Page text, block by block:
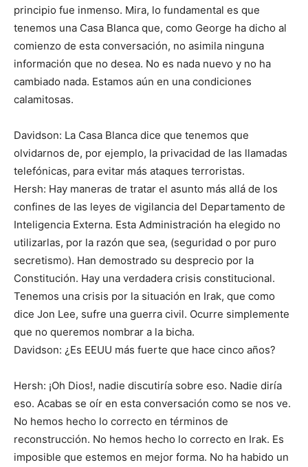
principio fue inmenso. Mira, lo fundamental es que
tenemos una Casa Blanca que, como George ha dicho al
comienzo de esta conversación, no asimila ninguna
información que no desea. No es nada nuevo y no ha
cambiado nada. Estamos aún en una condiciones
calamitosas.
Davidson: La Casa Blanca dice que tenemos que
olvidarnos de, por ejemplo, la privacidad de las llamadas
telefónicas, para evitar más ataques terroristas.
Hersh: Hay maneras de tratar el asunto más allá de los
confines de las leyes de vigilancia del Departamento de
Inteligencia Externa. Esta Administración ha elegido no
utilizarlas, por la razón que sea, (seguridad o por puro
secretismo). Han demostrado su desprecio por la
Constitución. Hay una verdadera crisis constitucional.
Tenemos una crisis por la situación en Irak, que como
dice Jon Lee, sufre una guerra civil. Ocurre simplemente
que no queremos nombrar a la bicha.
Davidson: ¿Es EEUU más fuerte que hace cinco años?
Hersh: ¡Oh Dios!, nadie discutiría sobre eso. Nadie diría
eso. Acabas se oír en esta conversación como se nos ve.
No hemos hecho lo correcto en términos de
reconstrucción. No hemos hecho lo correcto en Irak. Es
imposible que estemos en mejor forma. No ha habido un